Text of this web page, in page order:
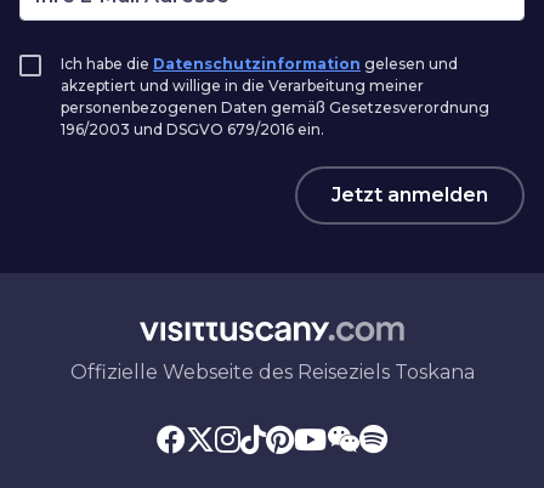
Ich habe die Datenschutzinformation gelesen und
akzeptiert und willige in die Verarbeitung meiner
personenbezogenen Daten gemäß Gesetzesverordnung
196/2003 und DSGVO 679/2016 ein.
Jetzt anmelden
Offizielle Webseite des Reiseziels Toskana